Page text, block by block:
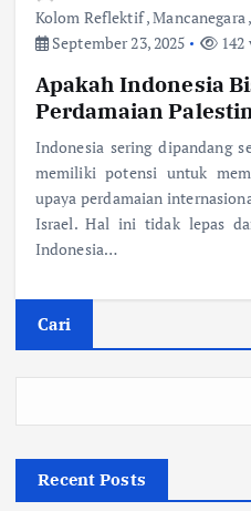
Kolom Reflektif,Mancanegara
September 23, 2025
142
Apakah Indonesia
Perdamaian
Indonesia sering dipandang
memiliki potensi untuk
upaya perdamaian
Israel. Hal ini tidak lepas
Indonesia…
Cari
Recent Posts